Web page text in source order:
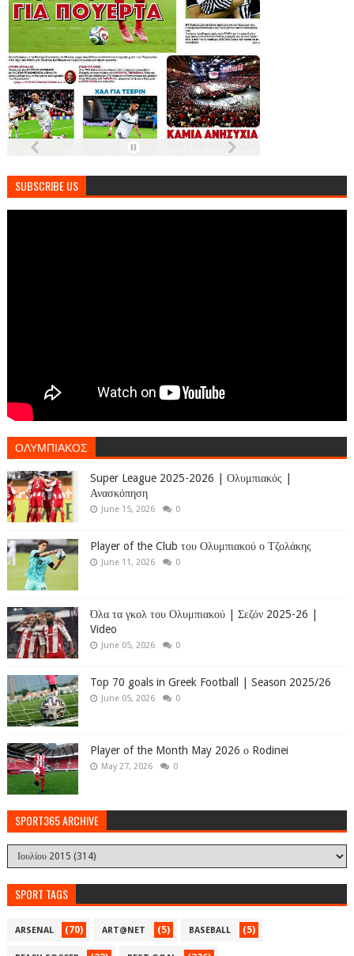
SUBSCRIBE US
ΟΛΥΜΠΙΑΚΟΣ
Super League 2025-2026 | Ολυμπιακός |
Ανασκόπηση
June 15, 2026 0
Player of the Club του Ολυμπιακού ο Τζολάκης
June 11, 2026 0
Όλα τα γκολ του Ολυμπιακού | Σεζόν 2025-26 |
Video
June 05, 2026 0
Top 70 goals in Greek Football | Season 2025/26
June 05, 2026 0
Player of the Month May 2026 ο Rodinei
May 27, 2026 0
SPORT365 ARCHIVE
SPORT TAGS
ARSENAL (70) ART@NET (5) BASEBALL (5)